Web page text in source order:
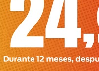
LOTERIAS